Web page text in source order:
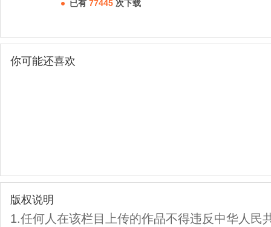
已有 77445 次下载
你可能还喜欢
版权说明
1.任何人在该栏目上传的作品不得违反中华人民